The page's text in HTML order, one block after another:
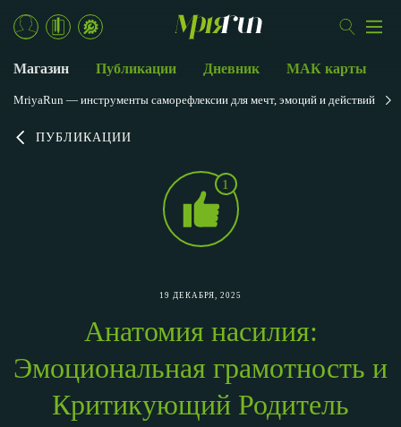
ПУБЛИКАЦИИ
1
19 ДЕКАБРЯ, 2025
Анатомия насилия:
Эмоциональная грамотность и
Критикующий Родитель
Магазин Публикации Дневник МАК карты
MriyaRun — инструменты саморефлексии для мечт, эмоций и действий